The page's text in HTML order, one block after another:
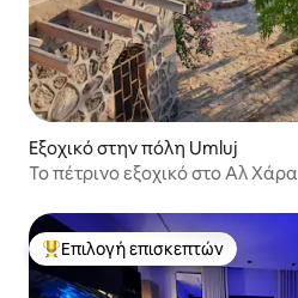
Εξοχικό στην πόλη Umluj
Το πέτρινο εξοχικό στο Αλ Χάρα
Κορυφαία επιλογή επισκεπτών
Επιλογή επισκεπτών